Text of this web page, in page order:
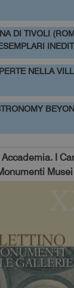
DI TIVOLI
NELLA
I
cura di Cristina